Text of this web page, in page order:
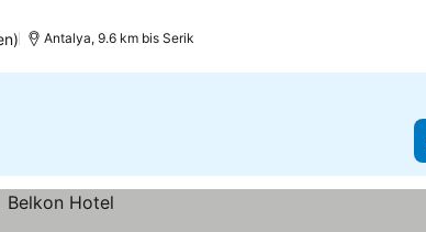
Antalya, 9.6 km bis Serik